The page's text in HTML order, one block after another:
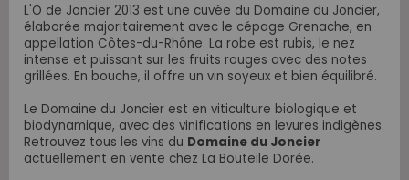
L'O de Joncier 2013 est une cuvée du Domaine du Joncier,
élaborée majoritairement avec le cépage Grenache, en
appellation Côtes-du-Rhône. La robe est rubis, le nez
intense et puissant sur les fruits rouges avec des notes
grillées. En bouche, il offre un vin soyeux et bien équilibré.
Le Domaine du Joncier est en viticulture biologique et
biodynamique, avec des vinifications en levures indigènes.
Retrouvez tous les vins du Domaine du Joncier
actuellement en vente chez La Bouteile Dorée.